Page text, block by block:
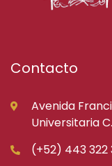
Contacto
Avenida
Universitaria
(+52) 443 322